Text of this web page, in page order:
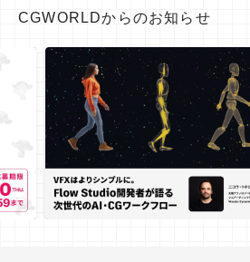
CGWORLDからのお知らせ